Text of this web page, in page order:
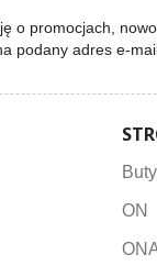
o promocjach,
podany adres e-
ON